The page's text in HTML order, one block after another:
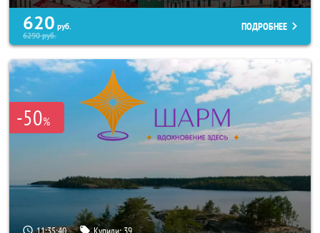
620 руб.
6290руб.
ПОДРОБНЕЕ
-50%